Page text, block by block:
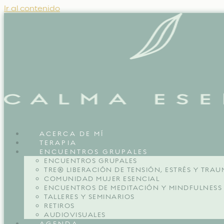
Ir al contenido
ACERCA DE MÍ
TERAPIA
ENCUENTROS GRUPALES
ENCUENTROS GRUPALES
TRE® LIBERACIÓN DE TENSIÓN, ESTRÉS Y
COMUNIDAD MUJER ESENCIAL
ENCUENTROS DE MEDITACIÓN Y MINDFULNESS
TALLERES Y SEMINARIOS
RETIROS
AUDIOVISUALES